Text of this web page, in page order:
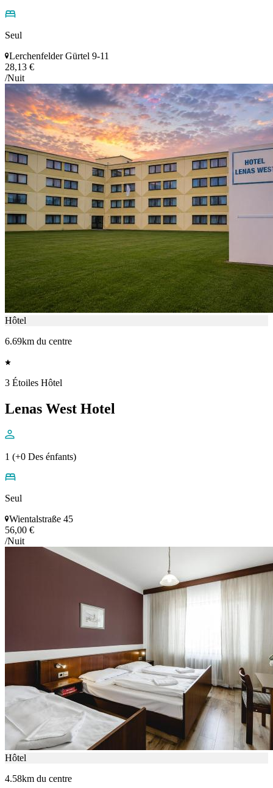
Seul
Lerchenfelder Gürtel 9-11
28,13 €
/Nuit
Hôtel
6.69km du centre
3 Étoiles Hôtel
Lenas West Hotel
1 (+0 Des énfants)
Seul
Wientalstraße 45
56,00 €
/Nuit
Hôtel
4.58km du centre